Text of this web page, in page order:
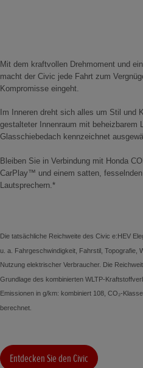
Mit dem kraftvollen Drehmoment und
macht der Civic jede Fahrt zum
Kompromisse eingeht.
Im Inneren dreht sich alles um Stil und
gestalteter Innenraum mit beheizbarem
Glasschiebedach kennzeichnet
Bleiben Sie in Verbindung mit Honda
CarPlay™ und einem satten,
Lautsprechern.*
Die tatsächliche Reichweite des Civic e:HEV
u. a. Fahrgeschwindigkeit, Fahrstil, Topografie,
Nutzung elektrischer Verbraucher. Die
Grundlage des kombinierten WLTP-
Emissionen in g/km: kombiniert 108, CO₂-
berechnet.
Entdecken Sie den Civic